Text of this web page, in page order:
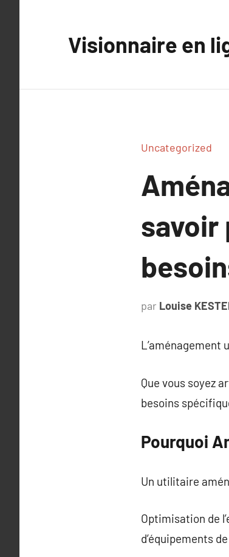
Visionnaire en
Uncategorized
savoir
par Louise
L’aménagement
Que vous soyez
besoins
Pourquoi
Un utilitaire
Optimisation de
d’équipements